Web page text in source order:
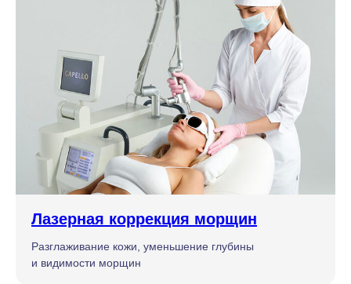
Лазерная коррекция морщин
Разглаживание кожи, уменьшение глубины
и видимости морщин